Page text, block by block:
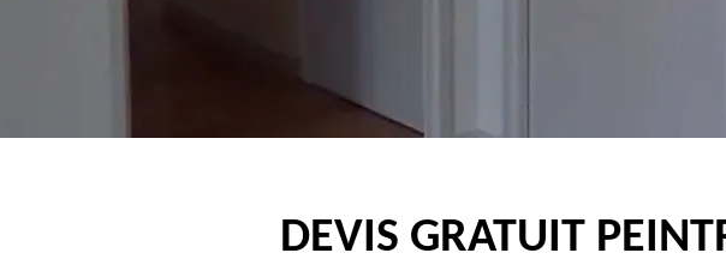
DEVIS GRATUIT